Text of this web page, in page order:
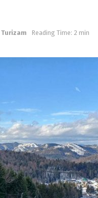
Turizam Reading Time: 2 min